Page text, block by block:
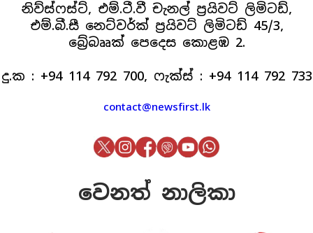
නිව්ස්ෆස්ට්, එම්.ටී.වී චැනල් ප්‍රයිවට් ලිමිටඩ්,
එම්.බී.සී නෙට්වර්ක් ප්‍රයිවට් ලිමිටඩ් 45/3,
බ්‍රේබෲක් පෙදෙස කොළඹ 2.
දු.ක : +94 114 792 700, ෆැක්ස් : +94 114 792 733
contact@newsfirst.lk
වෙනත් නාලිකා